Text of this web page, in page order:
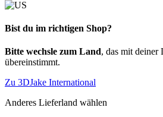
Bist du im richtigen Shop?
Bitte wechsle zum Land, das mit deiner
übereinstimmt.
Zu 3DJake International
Anderes Lieferland wählen